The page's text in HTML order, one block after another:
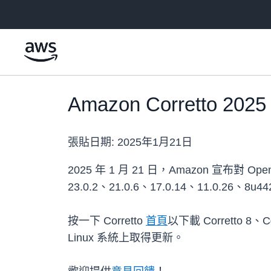
Amazon Corretto
張貼日期: 2025年1月21日
2025 年 1 月 21 日，Amazon 宣布對
23.0.2、21.0.6、17.0.14、11.0.26、
按一下 Corretto 首頁以下載 Corretto 8、
Linux 系統上取得更新。